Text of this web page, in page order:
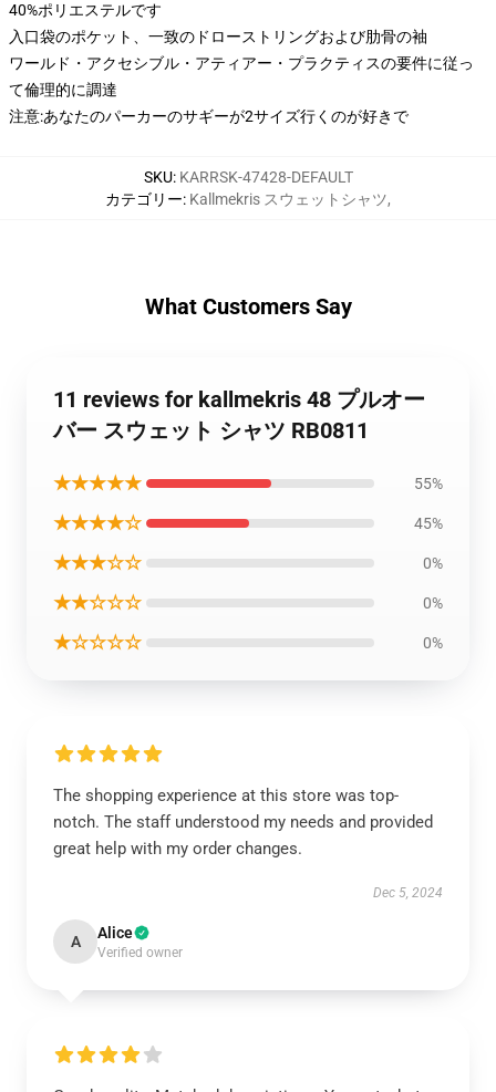
40%ポリエステルです
入口袋のポケット、一致のドローストリングおよび肋骨の袖
ワールド・アクセシブル・アティアー・プラクティスの要件に従っ
て倫理的に調達
注意:あなたのパーカーのサギーが2サイズ行くのが好きで
SKU: KARRSK-47428-DEFAULT
カテゴリー: Kallmekris スウェットシャツ,
What Customers Say
11 reviews for kallmekris 48 プルオー
バー スウェット シャツ RB0811
★★★★★ 55%
★★★★☆ 45%
★★★☆☆ 0%
★★☆☆☆ 0%
★☆☆☆☆ 0%
The shopping experience at this store was top-
notch. The staff understood my needs and provided
great help with my order changes.
Dec 5, 2024
A Alice
Verified owner